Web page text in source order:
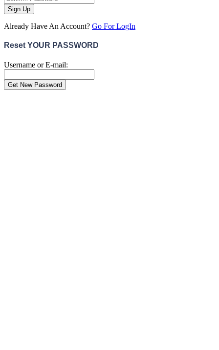
Sign Up
Already Have An Account? Go For LogIn
Reset YOUR PASSWORD
Username or E-mail: